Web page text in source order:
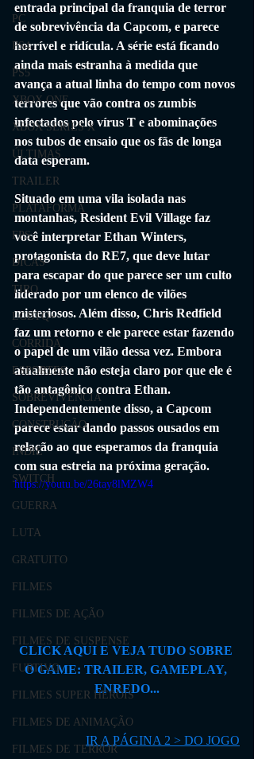
PC
PS4
PS5
XBOX ONE
XBOX SERIES X
ÚLTIMAS
TRAILER
PLATAFORMA
FPS
DICAS
TIRO
LGBTQ+
CORRIDA
ESPORTES
SOBREVIVÊNCIA
CONSTRUÇÃO
INDIE
SWITCH
GUERRA
LUTA
GRATUITO
FILMES
FILMES DE AÇÃO
FILMES DE SUSPENSE
FURTIVO
FILMES SUPER HERÓIS
FILMES DE ANIMAÇÃO
FILMES DE TERROR
entrada principal da franquia de terror
de sobrevivência da Capcom, e parece
horrível e ridícula. A série está ficando
ainda mais estranha à medida que
avança a atual linha do tempo com novos
terrores que vão contra os zumbis
infectados pelo vírus T e abominações
nos tubos de ensaio que os fãs de longa
data esperam.
Situado em uma vila isolada nas
montanhas, Resident Evil Village faz
você interpretar Ethan Winters,
protagonista do RE7, que deve lutar
para escapar do que parece ser um culto
liderado por um elenco de vilões
misteriosos. Além disso, Chris Redfield
faz um retorno e ele parece estar fazendo
o papel de um vilão dessa vez. Embora
atualmente não esteja claro por que ele é
tão antagônico contra Ethan.
Independentemente disso, a Capcom
parece estar dando passos ousados ​​em
relação ao que esperamos da franquia
com sua estreia na próxima geração.
https://youtu.be/26tay8lMZW4
CLICK AQUI E VEJA TUDO SOBRE
O GAME: TRAILER, GAMEPLAY,
ENREDO...
IR A PÁGINA 2 > DO JOGO